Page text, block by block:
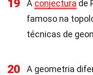
19 A conjectura de
famoso na
técnicas de
20
A geometria